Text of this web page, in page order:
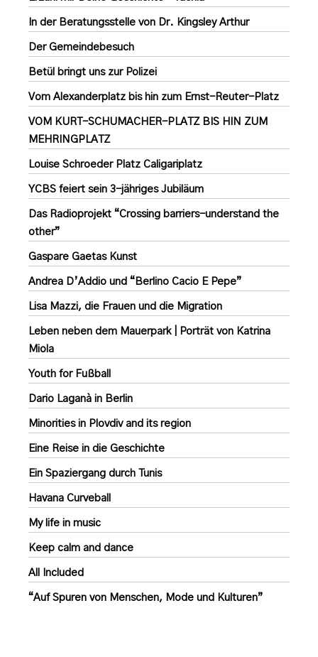
In der Beratungsstelle von Dr. Kingsley Arthur
Der Gemeindebesuch
Betül bringt uns zur Polizei
Vom Alexanderplatz bis hin zum Ernst-Reuter-Platz
VOM KURT-SCHUMACHER-PLATZ BIS HIN ZUM
MEHRINGPLATZ
Louise Schroeder Platz Caligariplatz
YCBS feiert sein 3-jähriges Jubiläum
Das Radioprojekt “Crossing barriers-understand the
other”
Gaspare Gaetas Kunst
Andrea D’Addio und “Berlino Cacio E Pepe”
Lisa Mazzi, die Frauen und die Migration
Leben neben dem Mauerpark | Porträt von Katrina
Miola
Youth for Fußball
Dario Laganà in Berlin
Minorities in Plovdiv and its region
Eine Reise in die Geschichte
Ein Spaziergang durch Tunis
Havana Curveball
My life in music
Keep calm and dance
All Included
“Auf Spuren von Menschen, Mode und Kulturen”